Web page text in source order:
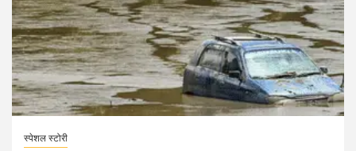
स्पेशल स्टोरी